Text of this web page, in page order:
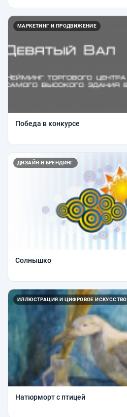
МАРКЕТИНГ И ПРОДВИЖЕНИЕ
Победа в конкурсе
ДИЗАЙН И БРЕНДИНГ
Солнышко
ИЛЛЮСТРАЦИЯ И ЦИФРОВОЕ ИСКУССТВО
Натюрморт с птицей